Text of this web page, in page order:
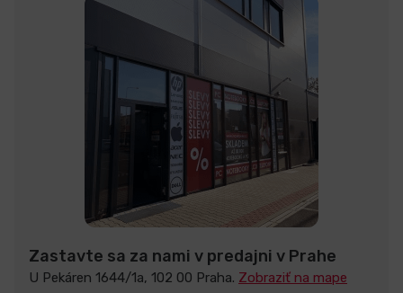
Zastavte sa za nami v predajni v Prahe
U Pekáren 1644/1a, 102 00 Praha. Zobraziť na mape